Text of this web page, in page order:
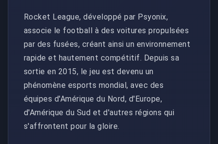
Rocket League, développé par Psyonix,
associe le football à des voitures propulsées
par des fusées, créant ainsi un environnement
rapide et hautement compétitif. Depuis sa
sortie en 2015, le jeu est devenu un
phénomène esports mondial, avec des
équipes d'Amérique du Nord, d'Europe,
d'Amérique du Sud et d'autres régions qui
s'affrontent pour la gloire.